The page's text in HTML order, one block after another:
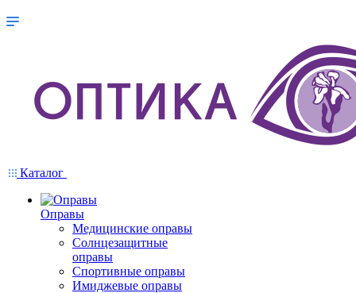
Каталог
Оправы
Медицинские оправы
Солнцезащитные
оправы
Спортивные оправы
Имиджевые оправы